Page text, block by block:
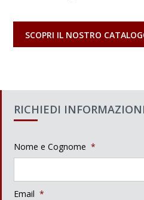
SCOPRI IL NOSTRO
RICHIEDI INFORMAZIONI
Nome e Cognome *
Email *